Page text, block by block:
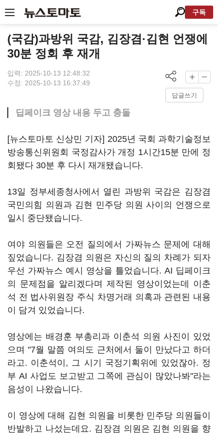
구독
(국감)과방위 국감, 김장겸·김현 언쟁에
30분 정회 후 재개
입력: 2025-10-13 12:48:32
수정: 2025-10-13 16:37:49
답글쓰기
딥페이크 영상 내용 두고 충돌
[뉴스토마토 신상민 기자] 2025년 국회 과학기술정보
방송통신위원회 국정감사가 개정 1시간15분 만에 정
회됐다 30분 후 다시 재개됐습니다.
13일 정부세종청사에서 열린 과방위 국감은 김장겸
국민의힘 의원과 김현 민주당 의원 사이의 언쟁으로
일시 중단됐습니다.
여야 의원들은 오전 질의에서 가짜뉴스 문제에 대해
짚었습니다. 김장겸 의원은 자신의 질의 차례가 되자
우선 가짜뉴스 예시 영상을 틀었습니다. AI 딥페이크
의 문제점을 알리겠다며 제작된 영상이었는데 이춘
석 전 법사위원장 주식 차명거래 의혹과 관련된 내용
이 담겨 있었습니다.
영상에는 배경훈 부총리과 이춘석 의원 사진이 있었
으며 "7월 말쯤 여의도 근처에서 둘이 만났다고 하더
라고. 이춘석이, 그 시기 국정기획위에 있었잖아. 정
부 AI 사업도 보고받고 그쪽에 관심이 많았나봐"라는
음성이 나왔습니다.
이 영상에 대해 김현 의원을 비롯한 민주당 의원들이
반발하고 나섰는데요. 김장겸 의원은 김현 의원을 향